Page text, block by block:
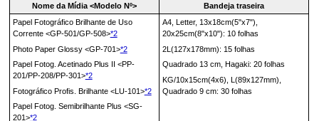
Nome da Mídia <Modelo Nº>
Bandeja traseira
Papel Fotográfico Brilhante de Uso
Corrente<GP-501 /GP-508>*2
Photo Paper Glossy<GP-701>*2
Papel Fotog. Acetinado Plus II <PP-
201/PP-208/PP-301>*2
Fotográfico Profis. Brilhante<LU-101>*2
Papel Fotog. Semibrilhante Plus <SG-
201>*2
A4, Letter, 13x18cm(5"x7"),
20x25cm(8"x10"): 10 folhas
2L(127x178mm): 15 folhas
Quadrado 13 cm, Hagaki: 20 folhas
KG/10x15cm(4x6), L(89x127mm),
Quadrado 9 cm: 30 folhas